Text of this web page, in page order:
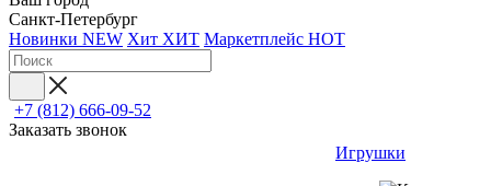
Санкт-Петербург
Новинки NEW Хит ХИТ Маркетплейс HOT
+7 (812) 666-09-52
Заказать звонок
Игрушки